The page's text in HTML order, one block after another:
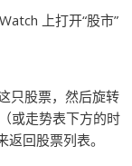
上打开“股市”
只股票，然后旋转
或走势表下方的时
回股票列表。